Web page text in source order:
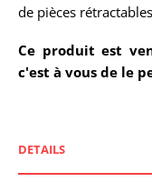
de pièces
Ce produit est
c'est à vous de le
DETAILS